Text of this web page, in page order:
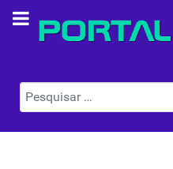
Pesquisar